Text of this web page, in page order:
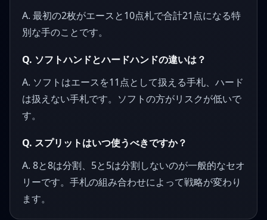
A. 最初の2枚がエースと10点札で合計21点になる特
別な手のことです。
Q. ソフトハンドとハードハンドの違いは？
A. ソフトはエースを11点として扱える手札、ハード
は扱えない手札です。ソフトの方がリスクが低いで
す。
Q. スプリットはいつ使うべきですか？
A. 8と8は分割、5と5は分割しないのが一般的なセオ
リーです。手札の組み合わせによって戦略が変わり
ます。